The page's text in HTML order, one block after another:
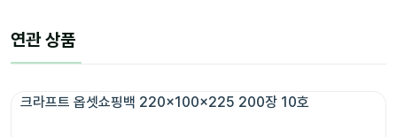
연관 상품
크라프트 옵셋쇼핑백 220x100x225 200장 10호